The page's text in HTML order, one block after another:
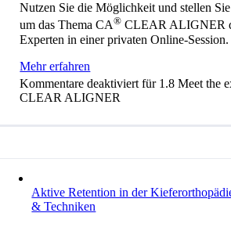
Nutzen Sie die Möglichkeit und stellen
um das Thema CA® CLEAR ALIGNER
Experten in einer privaten Online-Session.
Mehr erfahren
Kommentare deaktiviert für 1.8 Meet the
CLEAR ALIGNER
Aktive Retention in der
& Techniken